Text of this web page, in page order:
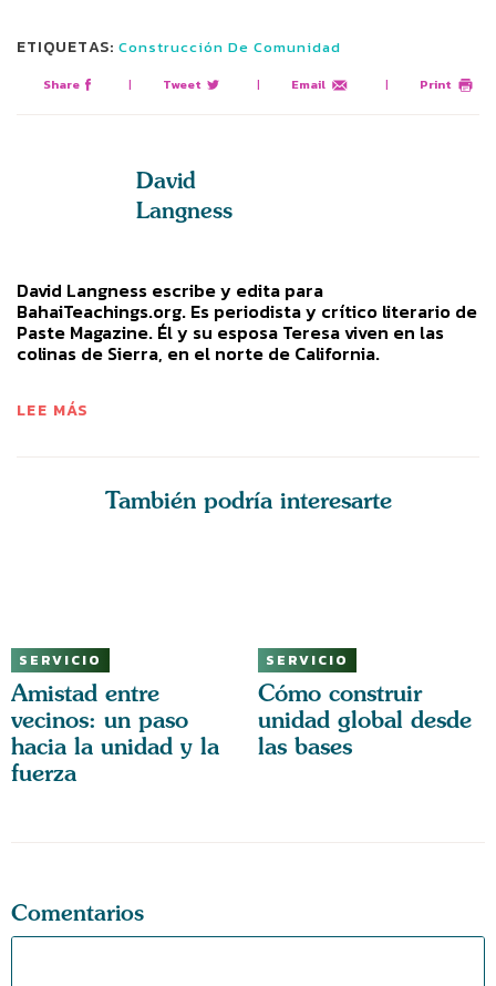
ETIQUETAS: Construcción De Comunidad
Share | Tweet | Email | Print
David
Langness
David Langness escribe y edita para
BahaiTeachings.org. Es periodista y crítico literario de
Paste Magazine. Él y su esposa Teresa viven en las
colinas de Sierra, en el norte de California.
LEE MÁS
También podría interesarte
SERVICIO
Amistad entre
vecinos: un paso
hacia la unidad y la
fuerza
SERVICIO
Cómo construir
unidad global desde
las bases
Comentarios